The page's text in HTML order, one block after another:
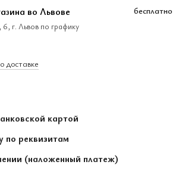
во Львове
г. Львов по графику
бесплатно
доставке
картой
по реквизитам
(наложенный платеж)